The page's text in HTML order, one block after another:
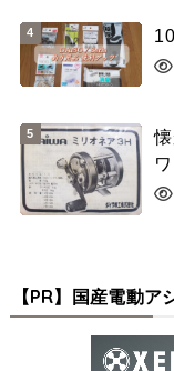
【PR】国産電動ア